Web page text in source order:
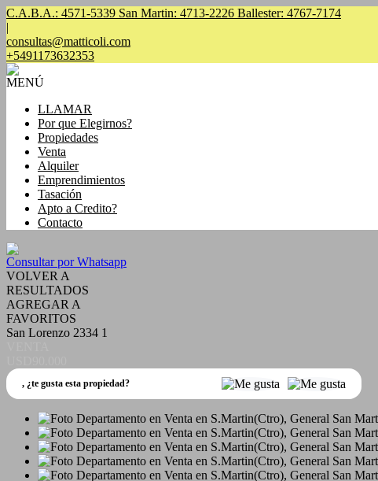
C.A.B.A.: 4571-5339 San Martin: 4713-2226 Ballester: 4767-7174
|
consultas@matticoli.com
+5491173632353
MENÚ
LLAMAR
Por que Elegirnos?
Propiedades
Venta
Alquiler
Emprendimientos
Tasación
Apto a Credito?
Contacto
Consultar por Whatsapp
VOLVER A
RESULTADOS
AGREGAR A
FAVORITOS
San Lorenzo 2334 1
, ¿te gusta esta propiedad?